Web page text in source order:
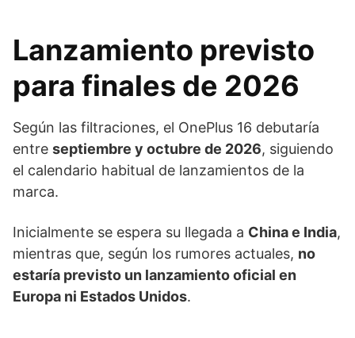
Lanzamiento previsto
para finales de 2026
Según las filtraciones, el OnePlus 16 debutaría
entre septiembre y octubre de 2026, siguiendo
el calendario habitual de lanzamientos de la
marca.
Inicialmente se espera su llegada a China e India,
mientras que, según los rumores actuales, no
estaría previsto un lanzamiento oficial en
Europa ni Estados Unidos.